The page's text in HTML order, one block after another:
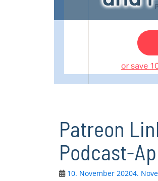
Patreon
Podcast-
10. November 20204.